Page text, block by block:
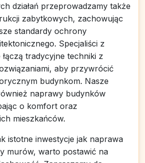
działań przeprowadzamy także
zabytkowych, zachowując
standardy ochrony
Specjaliści z
łączą tradycyjne techniki z
aby przywrócić
budynkom. Nasze
naprawy budynków
o komfort oraz
mieszkańców.
istotne inwestycje jak naprawa
murów, warto postawić na